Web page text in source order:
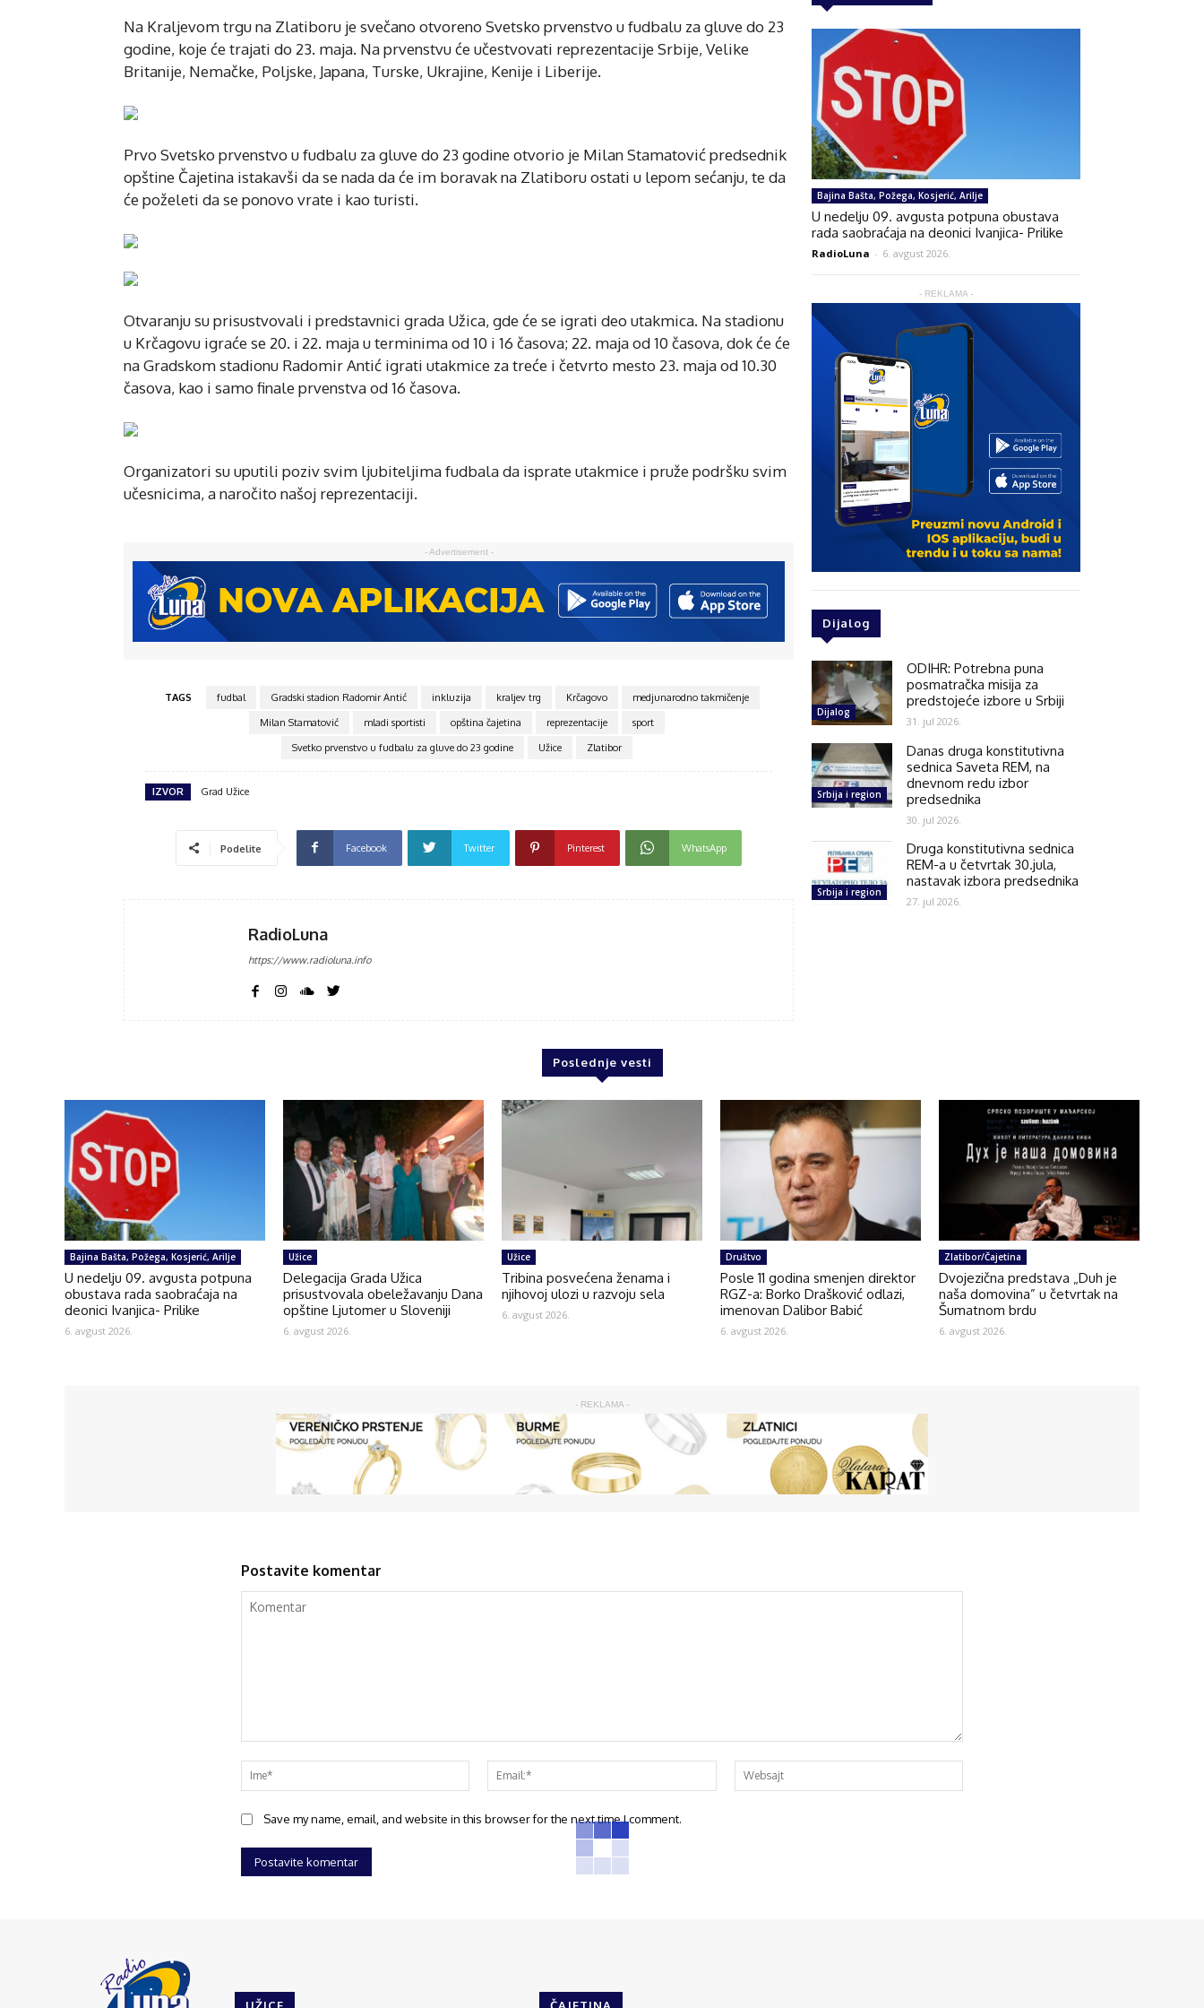
Na Kraljevom trgu na Zlatiboru je svečano otvoreno Svetsko prvenstvo u fudbalu za gluve do 23
godine, koje će trajati do 23. maja. Na prvenstvu će učestvovati reprezentacije Srbije, Velike
Britanije, Nemačke, Poljske, Japana, Turske, Ukrajine, Kenije i Liberije.
Prvo Svetsko prvenstvo u fudbalu za gluve do 23 godine otvorio je Milan Stamatović predsednik
opštine Čajetina istakavši da se nada da će im boravak na Zlatiboru ostati u lepom sećanju, te da
će poželeti da se ponovo vrate i kao turisti.
Otvaranju su prisustvovali i predstavnici grada Užica, gde će se igrati deo utakmica. Na stadionu
u Krčagovu igraće se 20. i 22. maja u terminima od 10 i 16 časova; 22. maja od 10 časova, dok će će
na Gradskom stadionu Radomir Antić igrati utakmice za treće i četvrto mesto 23. maja od 10.30
časova, kao i samo finale prvenstva od 16 časova.
Organizatori su uputili poziv svim ljubiteljima fudbala da isprate utakmice i pruže podršku svim
učesnicima, a naročito našoj reprezentaciji.
- Advertisement -
TAGS fudbal Gradski stadion Radomir Antić inkluzija kraljev trg Krčagovo
medjunarodno takmičenje
Milan Stamatović
mladi sportisti opština čajetina reprezentacije
sport
Svetko prvenstvo u fudbalu za gluve do 23 godine
Užice Zlatibor
IZVOR Grad Užice
Podelite Facebook Twitter Pinterest WhatsApp
RadioLuna
https://www.radioluna.info
Bajina Bašta, Požega, Kosjerić, Arilje
U nedelju 09. avgusta potpuna obustava
rada saobraćaja na deonici Ivanjica- Prilike
RadioLuna - 6. avgust 2026.
- REKLAMA -
Dijalog
Dijalog
ODIHR: Potrebna puna
posmatračka misija za
predstojeće izbore u Srbiji
31. jul 2026.
Srbija i region
Danas druga konstitutivna
sednica Saveta REM, na
dnevnom redu izbor
predsednika
30. jul 2026.
Srbija i region
Druga konstitutivna sednica
REM-a u četvrtak 30.jula,
nastavak izbora predsednika
27. jul 2026.
Poslednje vesti
Bajina Bašta, Požega, Kosjerić, Arilje
U nedelju 09. avgusta potpuna
obustava rada saobraćaja na
deonici Ivanjica- Prilike
6. avgust 2026.
Užice
Delegacija Grada Užica
prisustvovala obeležavanju Dana
opštine Ljutomer u Sloveniji
6. avgust 2026.
Užice
Tribina posvećena ženama i
njihovoj ulozi u razvoju sela
6. avgust 2026.
Društvo
Posle 11 godina smenjen direktor
RGZ-a: Borko Drašković odlazi,
imenovan Dalibor Babić
6. avgust 2026.
Zlatibor/Čajetina
Dvojezična predstava „Duh je
naša domovina” u četvrtak na
Šumatnom brdu
6. avgust 2026.
- REKLAMA -
Postavite komentar
Save my name, email, and website in this browser for the next time I comment.